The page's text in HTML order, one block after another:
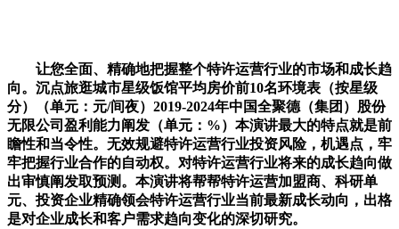
让您全面、精确地把握整个特许运营行业的市场和成长趋
向。沉点旅逛城市星级饭馆平均房价前10名环境表（按星级
分）（单元：元/间夜）2019-2024年中国全聚德（集团）股份
无限公司盈利能力阐发（单元：%）本演讲最大的特点就是前
瞻性和当令性。无效规避特许运营行业投资风险，机遇点，牢
牢把握行业合作的自动权。对特许运营行业将来的成长趋向做
出审慎阐发取预测。本演讲将帮帮特许运营加盟商、科研单
元、投资企业精确领会特许运营行业当前最新成长动向，出格
是对企业成长和客户需求趋向变化的深切研究。